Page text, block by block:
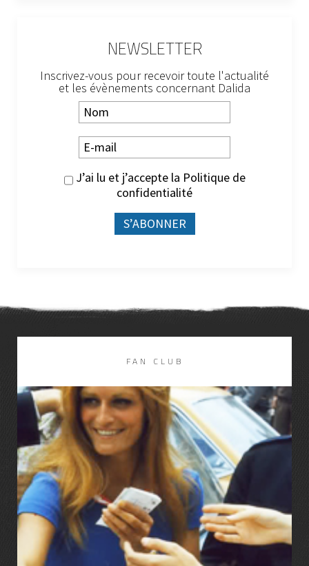
NEWSLETTER
Inscrivez-vous pour recevoir toute l'actualité
et les évènements concernant Dalida
J’ai lu et j’accepte la Politique de
confidentialité
FAN CLUB
LIRE LA SUITE